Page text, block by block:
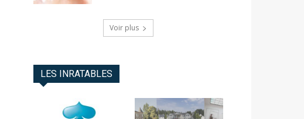
Voir plus
LES INRATABLES